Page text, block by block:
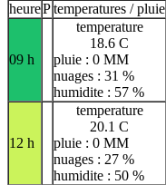
heurePtemperatures / pluie
09 h
temperature
18.6 C
pluie : 0 MM
nuages : 31 %
humidite : 57 %
12 h
temperature
20.1 C
pluie : 0 MM
nuages : 27 %
humidite : 50 %